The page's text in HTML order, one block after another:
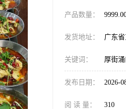
产品数量：
发货地址： 广东
关键词： 厚街
发布日期： 2026-
阅 读 量： 310